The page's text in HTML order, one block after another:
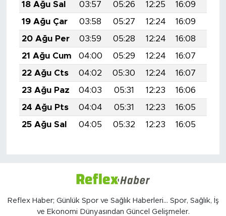
18 Ağu Sal
03:57 05:26 12:25 16:09
19 Ağu Çar
03:58 05:27 12:24 16:09
20 Ağu Per
03:59 05:28 12:24 16:08
21 Ağu Cum
04:00 05:29 12:24 16:07
22 Ağu Cts
04:02 05:30 12:24 16:07
23 Ağu Paz
04:03 05:31 12:23 16:06
24 Ağu Pts
04:04 05:31 12:23 16:05
25 Ağu Sal
04:05 05:32 12:23 16:05
Reflex Haber; Günlük Spor ve Sağlık Haberleri... Spor, Sağlık, İş
ve Ekonomi Dünyasından Güncel Gelişmeler.